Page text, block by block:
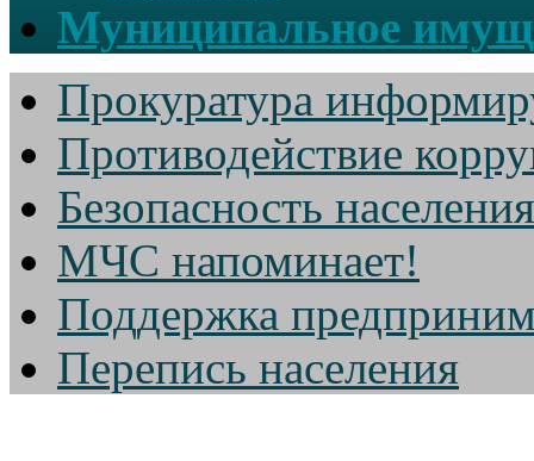
Муниципальное
Прокуратура
Противодействие
Безопасность населения
МЧС напоминает!
Поддержка
Перепись населения